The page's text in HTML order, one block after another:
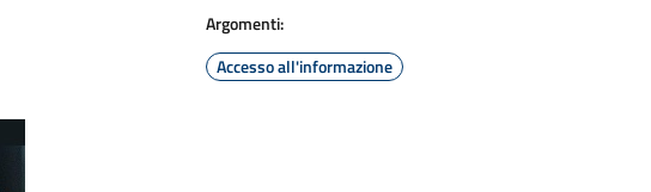
Argomenti:
Accesso all'informazione